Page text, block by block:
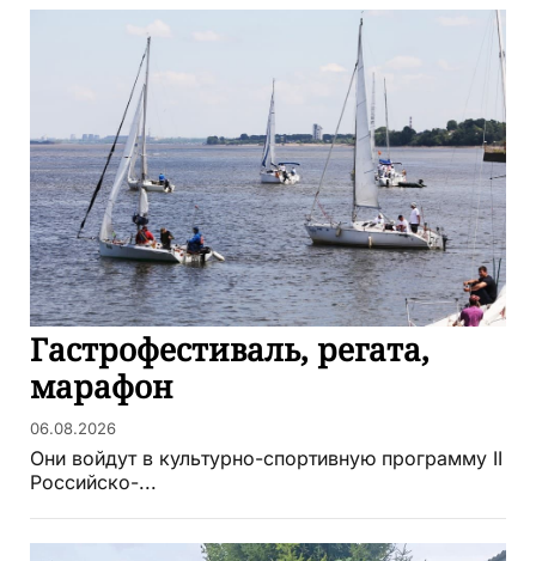
Гастрофестиваль, регата,
марафон
06.08.2026
Они войдут в культурно-спортивную программу II
Российско-...